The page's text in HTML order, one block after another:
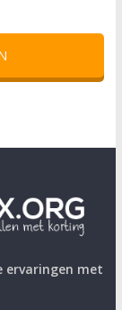
ervaringen met